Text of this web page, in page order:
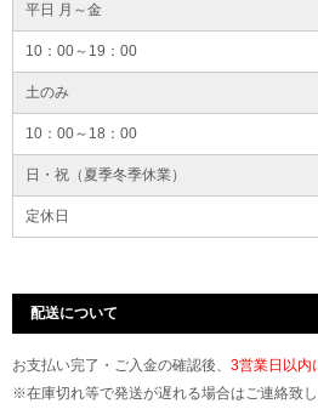
平日 月～金
10：00～19：00
土のみ
10：00～18：00
日・祝（夏季冬季休業）
定休日
配送について
お支払い完了・ご入金の確認後、 3営業日以内
※在庫切れ等で発送が遅れる場合はご連絡致し